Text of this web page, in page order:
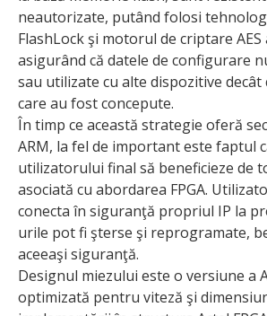
neautorizate, putând folosi
FlashLock şi motorul de criptare
asigurând că datele de configurare
sau utilizate cu alte dispozitive decât
care au fost concepute.
În timp ce această strategie oferă
ARM, la fel de important este faptul
utilizatorului final să beneficieze de
asociată cu abordarea FPGA.
conecta în siguranţă propriul IP la
urile pot fi şterse şi reprogramate,
aceeaşi siguranţă.
Designul miezului este o versiune a
optimizată pentru viteză şi